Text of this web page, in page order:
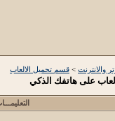
والانترنت > قسم تحميل الالعاب
على هاتفك الذكي